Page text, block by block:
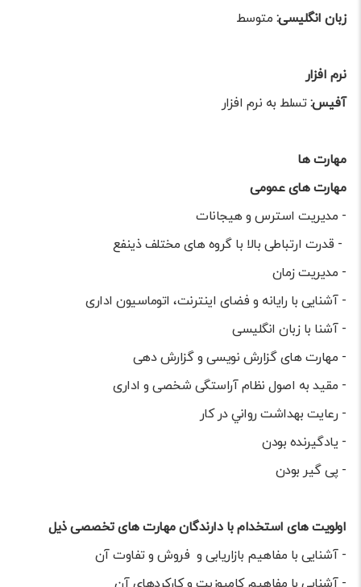
زبان انگلیسی: متوسط
نرم افزار
آفیس:تسلط به نرم افزار
مهارت ها
مهارت های عمومی
- مدیریت استرس و هیجانات
- قدرت ارتباطی بالا با گروه های مختلف ذینفع
- مدیریت زمان
- آشنایی با رایانه و فضای اینترنت، اتوماسیون اداری
- آشنا با زبان انگلیسی
- مهارت های گزارش نویسی و گزارش دهی
- مقید به اصول نظام آراستگی شخصی و اداری
- رعایت بهداشت رواني در كار
- یادگیرنده بودن
- پی گیر بودن
اولویت های استخدام با دارندگان مهارت های تخصصی ذیل
- آشنایی با مفاهیم بازاریابی و فروش و تفاوت آن